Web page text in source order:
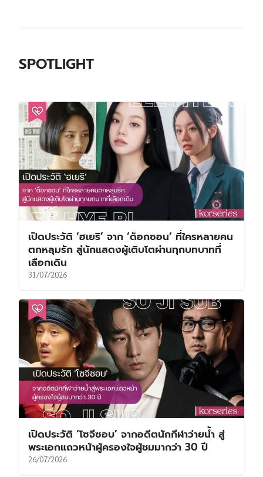
SPOTLIGHT
เปิดประวัติ ‘ฮเยริ’ จาก ‘ด็อกซอน’ ที่ใครหลายคน
ตกหลุมรัก สู่นักแสดงผู้เติบโตผ่านทุกบทบาทที่
เลือกเดิน
31/07/2026
เปิดประวัติ ‘โซจีซอบ’ จากอดีตนักกีฬาว่ายน้ำ สู่
พระเอกแถวหน้าผู้ครองใจผู้ชมมากว่า 30 ปี
26/07/2026